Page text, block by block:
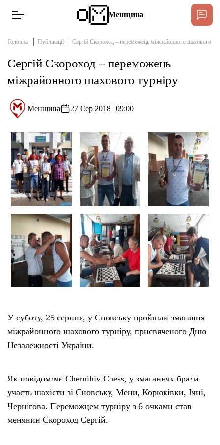
Новини
Інтерв’ю
Тексти
Публікації
Про нас
Бюджет
Тендери
Довідник
Рекламні прайси
Підтримати «місцевих»
Редакційна політика
Етичний кодекс
Менщина
Головна Публікації Сергій Скороход – переможець міжрайонного шахового
Сергій Скороход – переможець
міжрайонного шахового турніру
Менщина 27 Сер 2018 | 09:00
У суботу, 25 серпня, у Сновську пройшли змагання
міжрайонного шахового турніру, присвяченого Дню
Незалежності України.
Як повідомляє Chernihiv Chess, у змаганнях брали
участь шахісти зі Сновську, Мени, Корюківки, Ічні,
Чернігова. Переможцем турніру з 6 очками став
менянин Скороход Сергій.